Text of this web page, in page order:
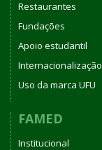
Restaurantes
Fundações
Apoio estudantil
Internacionalização
Uso da marca UFU
FAMED
Institucional